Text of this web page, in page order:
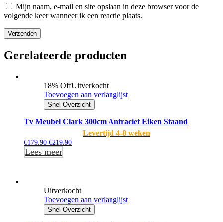
Mijn naam, e-mail en site opslaan in deze browser voor de
volgende keer wanneer ik een reactie plaats.
Verzenden
Gerelateerde producten
18% OffUitverkocht
Toevoegen aan verlanglijst
Snel Overzicht
Tv Meubel Clark 300cm Antraciet Eiken Staand
Levertijd 4-8 weken
€179.90 €219.90
Lees meer
Uitverkocht
Toevoegen aan verlanglijst
Snel Overzicht